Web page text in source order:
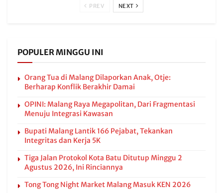
PREV NEXT
POPULER MINGGU INI
Orang Tua di Malang Dilaporkan Anak, Otje:
Berharap Konflik Berakhir Damai
OPINI: Malang Raya Megapolitan, Dari Fragmentasi
Menuju Integrasi Kawasan
Bupati Malang Lantik 166 Pejabat, Tekankan
Integritas dan Kerja 5K
Tiga Jalan Protokol Kota Batu Ditutup Minggu 2
Agustus 2026, Ini Rinciannya
Tong Tong Night Market Malang Masuk KEN 2026